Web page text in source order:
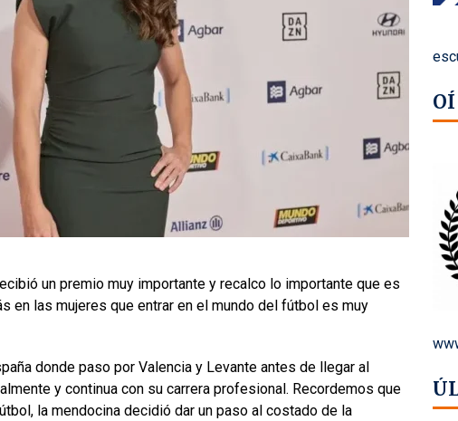
un premio muy importante y recalco lo importante que es
en las mujeres que entrar en el mundo del fútbol es muy
donde paso por Valencia y Levante antes de llegar al
y continua con su carrera profesional. Recordemos que
la mendocina decidió dar un paso al costado de la